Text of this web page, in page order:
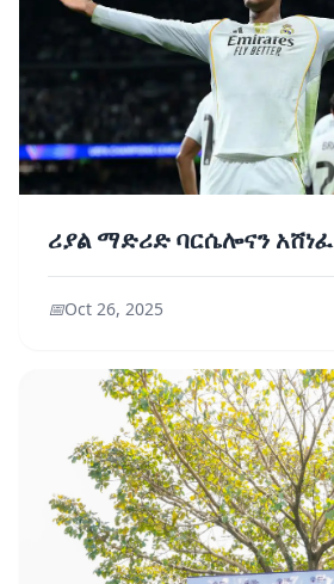
ሪያል ማድሪድ ባርሴሎናን አሸነፈ
📅Oct 26, 2025